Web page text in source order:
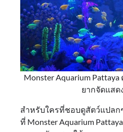
Monster Aquarium
ยากจัดแสด
สำหรับใครที่ชอบดูสัตว์แปลก
ที่ Monster Aquarium